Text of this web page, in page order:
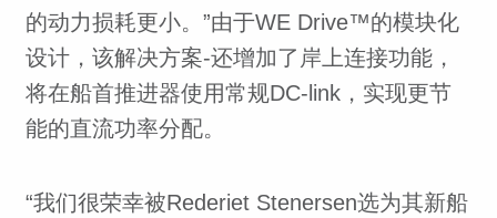
的动力损耗更小。”由于WE Drive™的模块化
设计，该解决方案-还增加了岸上连接功能，
将在船首推进器使用常规DC-link，实现更节
能的直流功率分配。
“我们很荣幸被Rederiet Stenersen选为其新船